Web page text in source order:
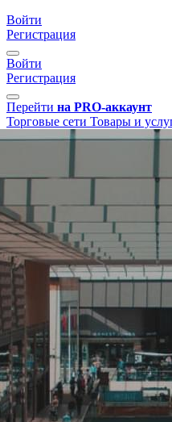
Войти
Регистрация
Войти
Регистрация
Перейти на PRO-аккаунт
Торговые сети Товары и